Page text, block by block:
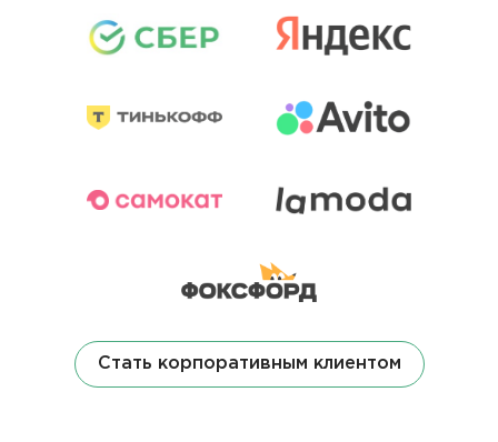
Стать корпоративным клиентом